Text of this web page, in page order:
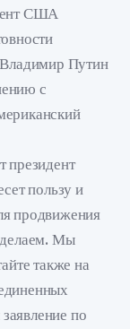
США
Владимир Путин
с
президент
пользу и
продвижения
Мы
также на
по